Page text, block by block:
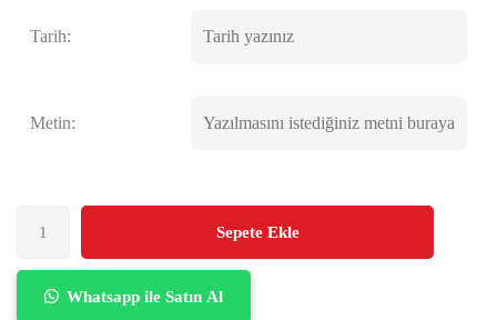
Tarih:
Metin:
Sepete Ekle
Whatsapp ile Satın Al